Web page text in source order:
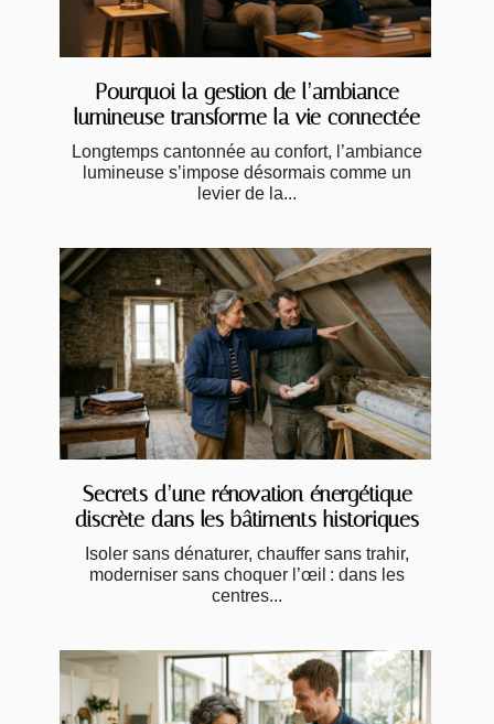
Pourquoi la gestion de l’ambiance
lumineuse transforme la vie connectée
Longtemps cantonnée au confort, l’ambiance
lumineuse s’impose désormais comme un
levier de la...
Secrets d’une rénovation énergétique
discrète dans les bâtiments historiques
Isoler sans dénaturer, chauffer sans trahir,
moderniser sans choquer l’œil : dans les
centres...